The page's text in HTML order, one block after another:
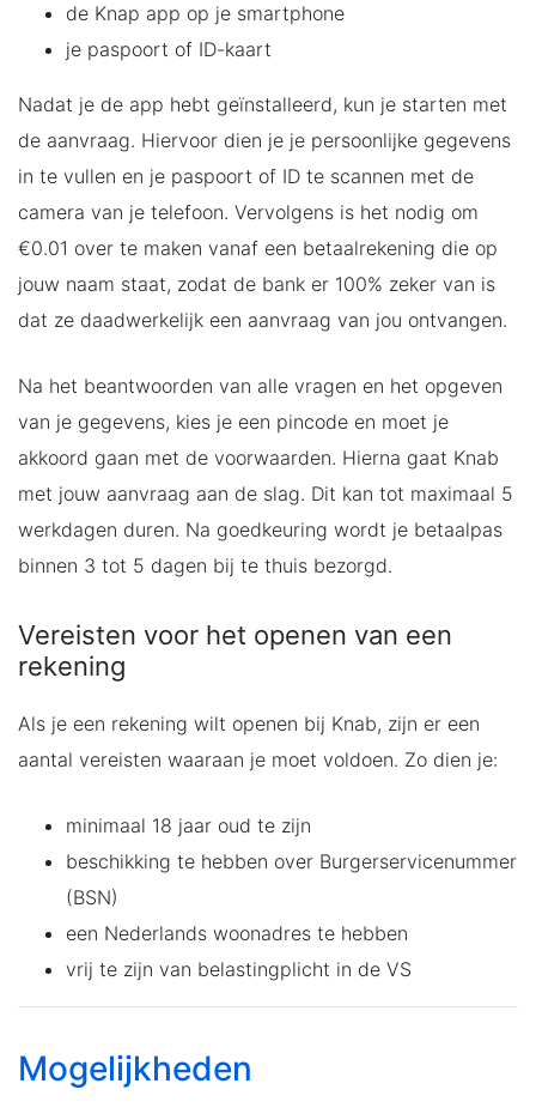
de Knap app op je smartphone
je paspoort of ID-kaart
Nadat je de app hebt geïnstalleerd, kun je starten met
de aanvraag. Hiervoor dien je je persoonlijke gegevens
in te vullen en je paspoort of ID te scannen met de
camera van je telefoon. Vervolgens is het nodig om
€0.01 over te maken vanaf een betaalrekening die op
jouw naam staat, zodat de bank er 100% zeker van is
dat ze daadwerkelijk een aanvraag van jou ontvangen.
Na het beantwoorden van alle vragen en het opgeven
van je gegevens, kies je een pincode en moet je
akkoord gaan met de voorwaarden. Hierna gaat Knab
met jouw aanvraag aan de slag. Dit kan tot maximaal 5
werkdagen duren. Na goedkeuring wordt je betaalpas
binnen 3 tot 5 dagen bij te thuis bezorgd.
Vereisten voor het openen van een
rekening
Als je een rekening wilt openen bij Knab, zijn er een
aantal vereisten waaraan je moet voldoen. Zo dien je:
minimaal 18 jaar oud te zijn
beschikking te hebben over Burgerservicenummer
(BSN)
een Nederlands woonadres te hebben
vrij te zijn van belastingplicht in de VS
Mogelijkheden